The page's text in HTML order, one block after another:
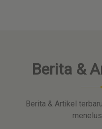
Berita &
Berita & Artikel